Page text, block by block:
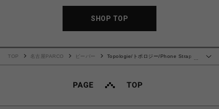
SHOP TOP
…
TOP 名古屋PARCO ビーバー
Topologie/トポロジー/Phone Strap